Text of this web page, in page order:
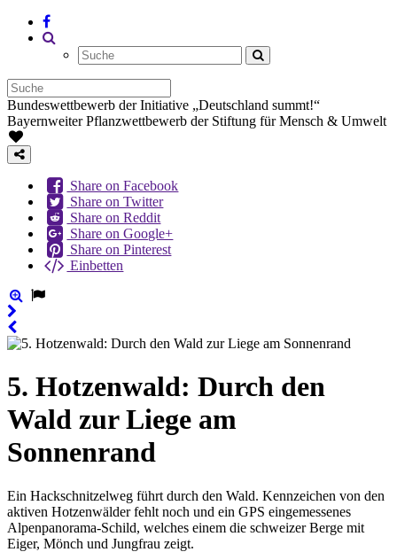
Bundeswettbewerb der Initiative „Deutschland summt!“
Bayernweiter Pflanzwettbewerb der Stiftung für Mensch & Umwelt
Share on Facebook
Share on Twitter
Share on Reddit
Share on Google+
Share on Pinterest
Einbetten
5. Hotzenwald: Durch den
Wald zur Liege am
Sonnenrand
Ein Hackschnitzelweg führt durch den Wald. Kennzeichen von den
aktiven Hotzenwälder fehlt noch und ein GPS eingemessenes
Alpenpanorama-Schild, welches einem die schweizer Berge mit
Eiger, Mönch und Jungfrau zeigt.